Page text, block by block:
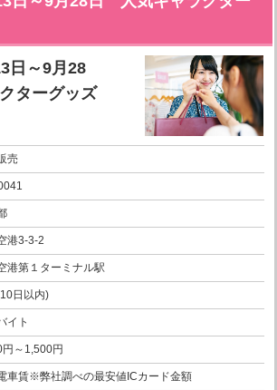
日～9月28
ターグッズ
売
港3-3-2
港第１ターミナル駅
日以内)
イト
円～1,500円
車賃※弊社調べの最安値ICカード金額